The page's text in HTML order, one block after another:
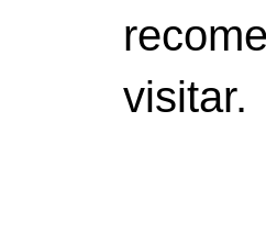
visitar.